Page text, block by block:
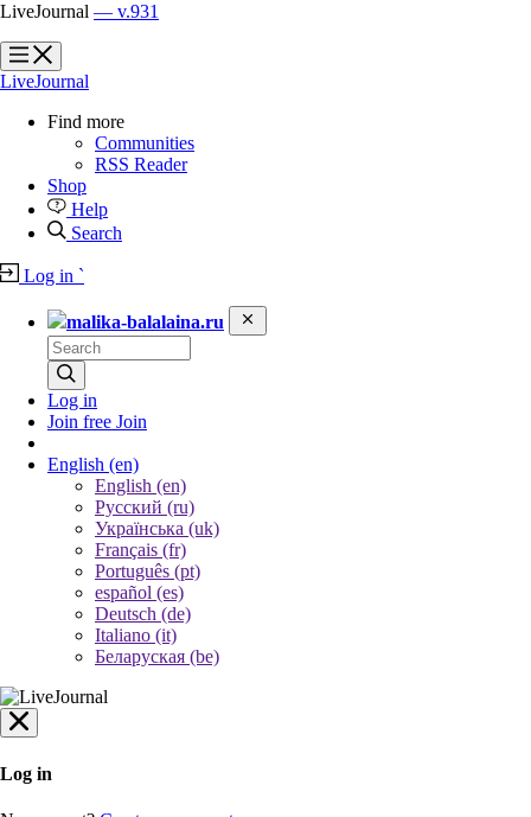
LiveJournal — v.931
?
?
LiveJournal
Find more
Communities
RSS Reader
Shop
Help
Search
Log in `
malika-balalaina.ru
Log in
Join free Join
English (en)
English (en)
Русский (ru)
Українська (uk)
Français (fr)
Português (pt)
español (es)
Deutsch (de)
Italiano (it)
Беларуская (be)
Log in